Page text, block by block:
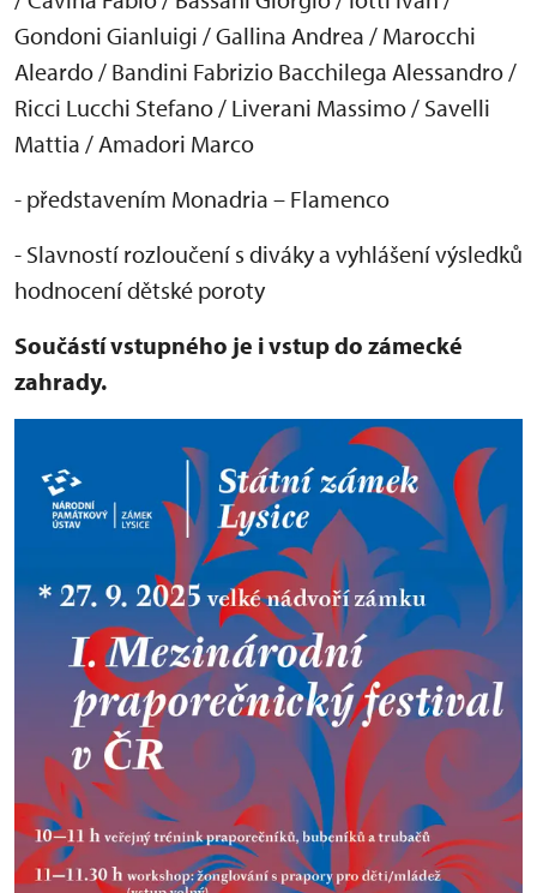
Gondoni Gianluigi / Gallina Andrea / Marocchi
Aleardo / Bandini Fabrizio Bacchilega Alessandro /
Ricci Lucchi Stefano / Liverani Massimo / Savelli
Mattia / Amadori Marco
- představením Monadria – Flamenco
- Slavností rozloučení s diváky a vyhlášení výsledků
hodnocení dětské poroty
Součástí vstupného je i vstup do zámecké
zahrady.